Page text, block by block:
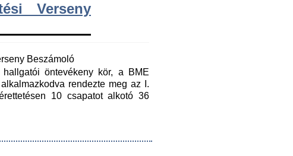
Verseny
Beszámoló
öntevékeny kör, a BME
rendezte meg az I.
10 csapatot alkotó 36